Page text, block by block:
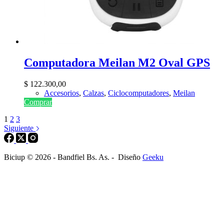
Computadora Meilan M2 Oval GPS
$ 122.300,00
Accesorios, Calzas, Ciclocomputadores, Meilan
Comprar
1 2 3
Siguiente
Biciup © 2026 - Bandfiel Bs. As. - Diseño Geeku